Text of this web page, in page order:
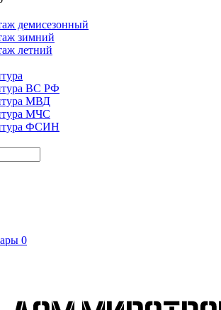
демисезонный
зимний
летний
ВС РФ
МВД
МЧС
ФСИН
0